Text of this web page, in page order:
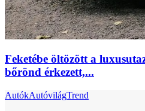
Feketébe öltözött a
bőrönd érkezett,...
AutókAutóvilágTrend